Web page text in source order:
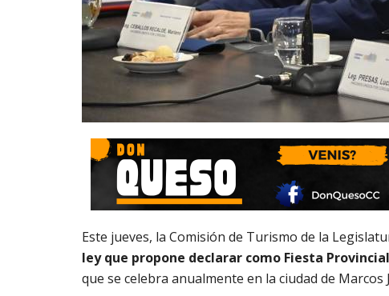
Este jueves, la Comisión de Turismo de la
ley que propone declarar como Fiesta
que se celebra anualmente en la ciudad de